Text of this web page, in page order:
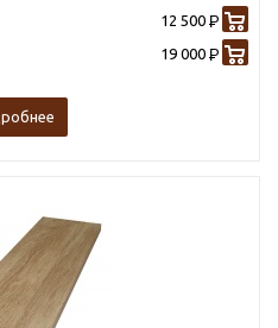
12 500 Р
19 000 Р